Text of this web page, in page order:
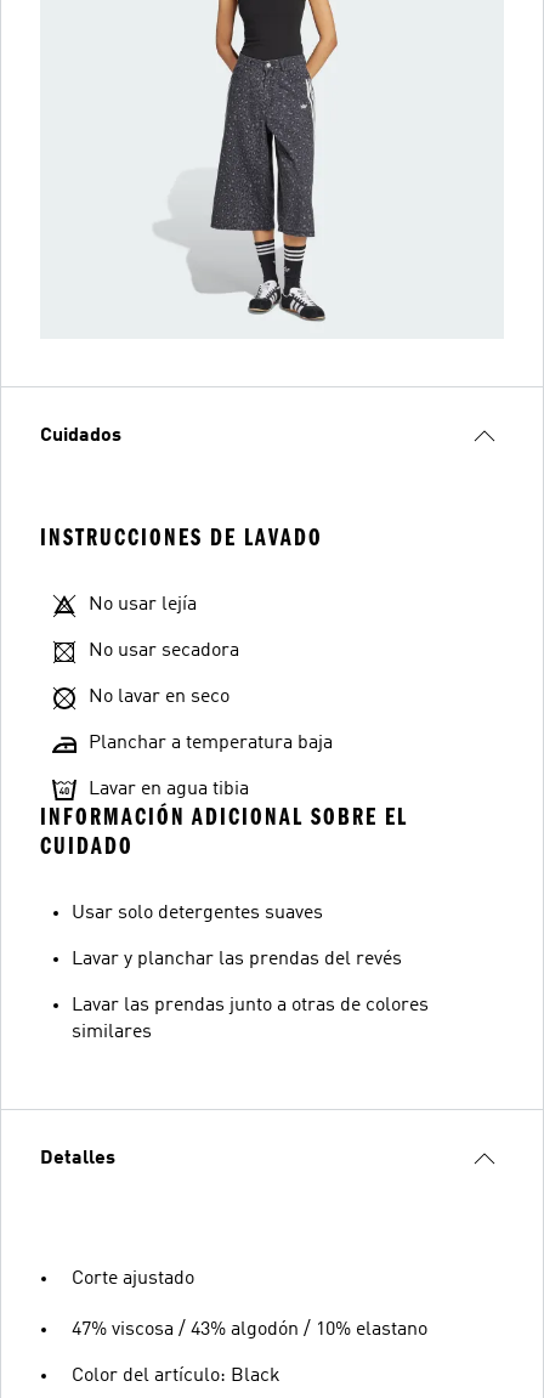
Cuidados
INSTRUCCIONES DE LAVADO
No usar lejía
No usar secadora
No lavar en seco
Planchar a temperatura baja
Lavar en agua tibia
INFORMACIÓN ADICIONAL SOBRE EL
CUIDADO
Usar solo detergentes suaves
Lavar y planchar las prendas del revés
Lavar las prendas junto a otras de colores
similares
Detalles
Corte ajustado
47% viscosa / 43% algodón / 10% elastano
Color del artículo: Black